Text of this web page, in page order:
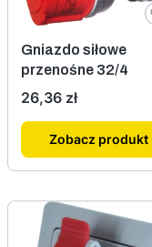
Gniazdo siłowe
przenośne 32/4
Cena
26,36 zł
Zobacz produkt